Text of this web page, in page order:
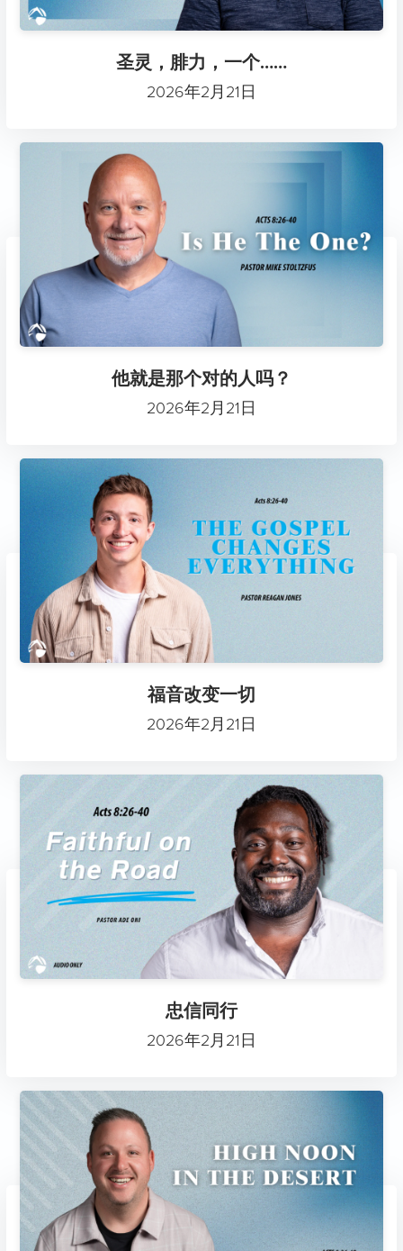
圣灵，腓力，一个……
2026年2月21日
他就是那个对的人吗？
2026年2月21日
福音改变一切
2026年2月21日
忠信同行
2026年2月21日